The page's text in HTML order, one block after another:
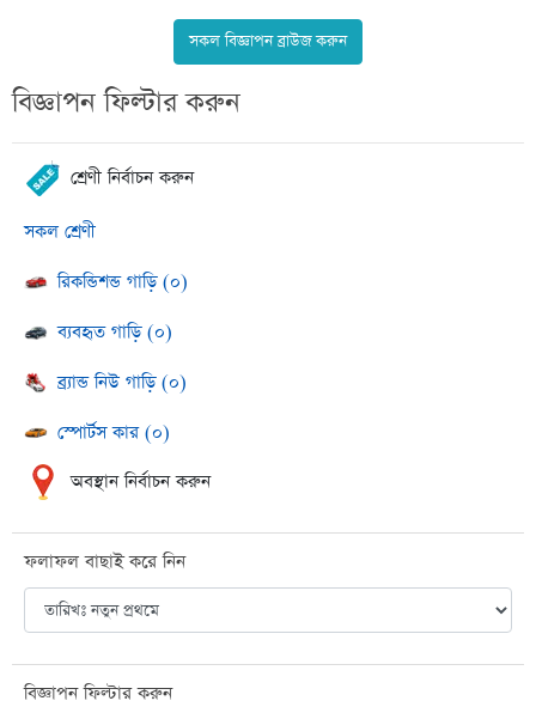
বিজ্ঞাপন ফিল্টার করুন
শ্রেণী নির্বাচন করুন
সকল শ্রেণী
রিকন্ডিশন্ড গাড়ি (০)
ব্যবহৃত গাড়ি (০)
ব্র্যান্ড নিউ গাড়ি (০)
স্পোর্টস কার (০)
অবস্থান নির্বাচন করুন
ফলাফল বাছাই করে নিন
বিজ্ঞাপন ফিল্টার করুন
সকল বিজ্ঞাপন ব্রাউজ করুন